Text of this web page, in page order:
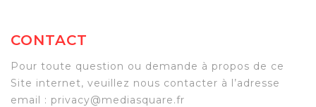
CONTACT
Pour toute question ou demande à propos de ce
Site internet, veuillez nous contacter à l’adresse
email : privacy@mediasquare.fr